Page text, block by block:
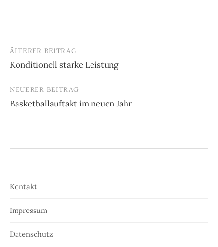
Beitrags-
Navigation
ÄLTERER BEITRAG
Konditionell starke Leistung
NEUERER BEITRAG
Basketballauftakt im neuen Jahr
Kontakt
Impressum
Datenschutz